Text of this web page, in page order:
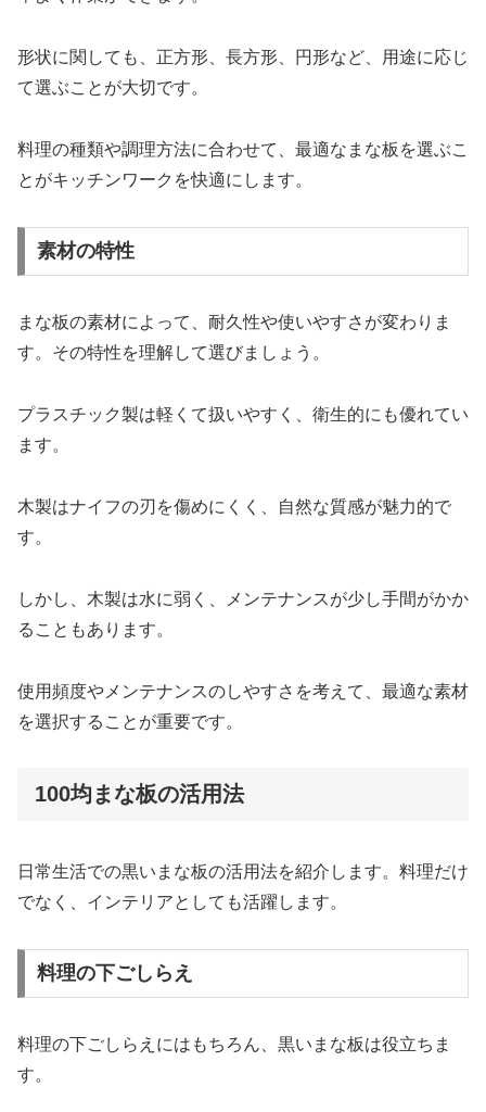
形状に関しても、正方形、長方形、円形など、用途に応じ
て選ぶことが大切です。
料理の種類や調理方法に合わせて、最適なまな板を選ぶこ
とがキッチンワークを快適にします。
素材の特性
まな板の素材によって、耐久性や使いやすさが変わりま
す。その特性を理解して選びましょう。
プラスチック製は軽くて扱いやすく、衛生的にも優れてい
ます。
木製はナイフの刃を傷めにくく、自然な質感が魅力的で
す。
しかし、木製は水に弱く、メンテナンスが少し手間がかか
ることもあります。
使用頻度やメンテナンスのしやすさを考えて、最適な素材
を選択することが重要です。
100均まな板の活用法
日常生活での黒いまな板の活用法を紹介します。料理だけ
でなく、インテリアとしても活躍します。
料理の下ごしらえ
料理の下ごしらえにはもちろん、黒いまな板は役立ちま
す。